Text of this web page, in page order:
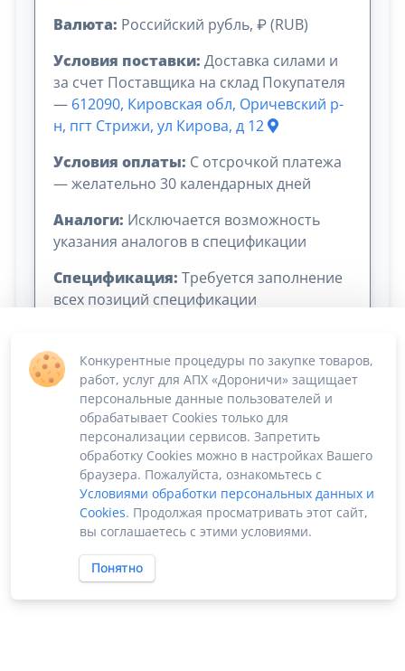
Валюта: Российский рубль, ₽ (RUB)
Условия поставки: Доставка силами и
за счет Поставщика на склад Покупателя
— 612090, Кировская обл, Оричевский р-
н, пгт Стрижи, ул Кирова, д 12
Условия оплаты: C отсрочкой платежа
— желательно 30 календарных дней
Аналоги: Исключается возможность
указания аналогов в спецификации
Спецификация: Требуется заполнение
всех позиций спецификации
Сумма лота: 27 600 000,00 ₽
Конкурентные процедуры по закупке товаров,
работ, услуг для АПХ «Дороничи» защищает
персональные данные пользователей и
обрабатывает Cookies только для
персонализации сервисов. Запретить
обработку Cookies можно в настройках Вашего
браузера. Пожалуйста, ознакомьтесь с
Условиями обработки персональных данных и
Cookies. Продолжая просматривать этот сайт,
вы соглашаетесь с этими условиями.
Понятно